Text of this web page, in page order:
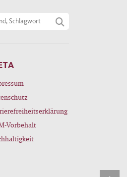
Vorbehalt